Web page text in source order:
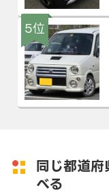
5位
同じ都道
べる